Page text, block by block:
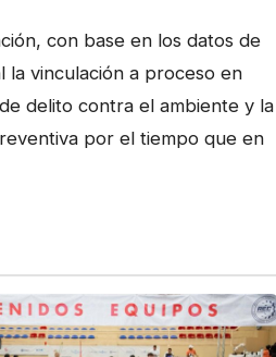
con base en los datos de
la vinculación a proceso en
delito contra el ambiente y la
por el tiempo que en